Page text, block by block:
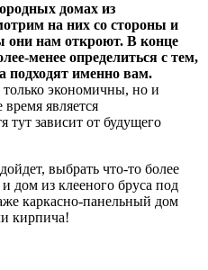
домах из
на них со стороны и
нам откроют. В конце
менее определиться с тем,
подходят именно вам.
экономичны, но и
является
тут зависит от будущего
выбрать что-то более
дом из клееного бруса под
каркасно-панельный дом
кирпича!